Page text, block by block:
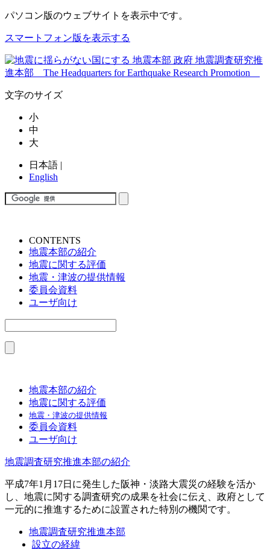
パソコン版のウェブサイトを表示中です。
スマートフォン版を表示する
文字のサイズ
小
中
大
日本語 |
English
CONTENTS
地震本部の紹介
地震に関する評価
地震・津波の提供情報
委員会資料
ユーザ向け
地震本部の紹介
地震に関する評価
地震・津波の提供情報
委員会資料
ユーザ向け
地震調査研究推進本部の紹介
平成7年1月17日に発生した阪神・淡路大震災の経験を活か
し、地震に関する調査研究の成果を社会に伝え、政府として
一元的に推進するために設置された特別の機関です。
地震調査研究推進本部
設立の経緯